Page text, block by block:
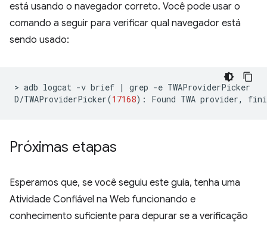
está usando o navegador correto. Você pode usar o
comando a seguir para verificar qual navegador está
sendo usado:
> adb logcat -v brief | grep -e TWAProviderPicker
D/TWAProviderPicker(17168) : Found TWA provider,
Próximas etapas
Esperamos que, se você seguiu este guia, tenha uma
Atividade Confiável na Web funcionando e
conhecimento suficiente para depurar se a verificação